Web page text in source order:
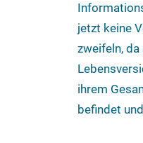
jetzt keine
zweifeln,
ihrem
befindet